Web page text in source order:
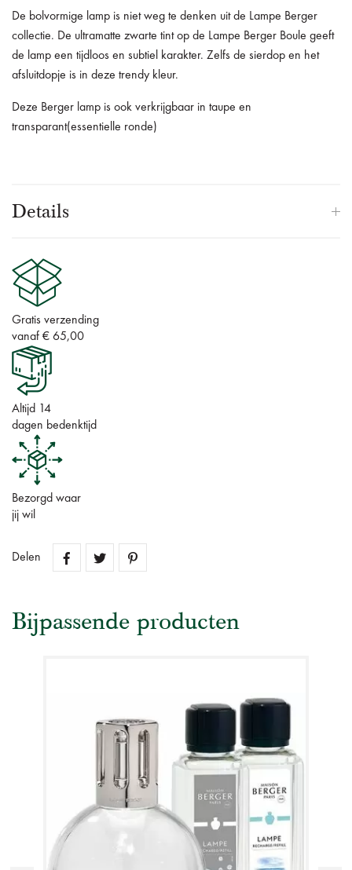
De bolvormige lamp is niet weg te denken uit de Lampe Berger
collectie. De ultramatte zwarte tint op de Lampe Berger Boule geeft
de lamp een tijdloos en subtiel karakter. Zelfs de sierdop en het
afsluitdopje is in deze trendy kleur.
Deze Berger lamp is ook verkrijgbaar in taupe en
transparant(essentielle ronde)
Details
Gratis verzending
vanaf € 65,00
Altijd 14
dagen bedenktijd
Bezorgd waar
jij wil
Delen
Bijpassende producten